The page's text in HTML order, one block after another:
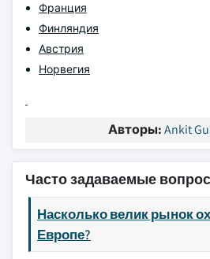
Франция
Финляндия
Австрия
Норвегия
Авторы:Ankit
Часто задаваемые
Насколько велик рынок
Европе?